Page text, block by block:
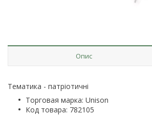
Опис
Тематика - патріотичні
Торговая марка: Unison
Код товара: 782105